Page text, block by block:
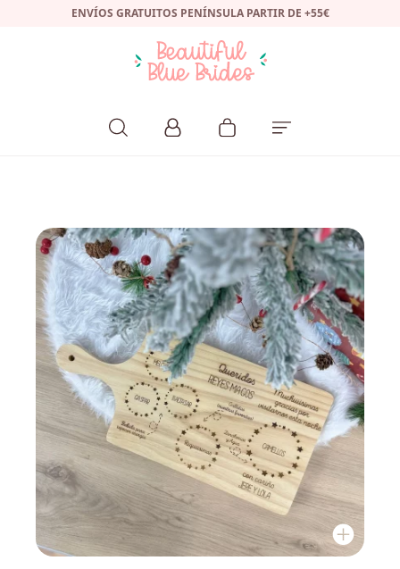
ENVÍOS GRATUITOS PENÍNSULA PARTIR DE +55€